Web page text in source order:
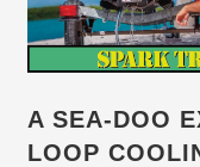
A SEA-DOO
LOOP